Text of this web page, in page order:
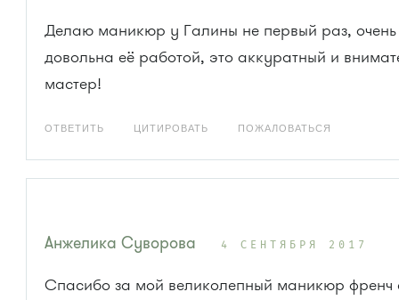
Делаю маникюр у Галины не первый раз, очень
довольна её работой, это аккуратный и
мастер!
ОТВЕТИТЬ ЦИТИРОВАТЬ ПОЖАЛОВАТЬСЯ
Анжелика Суворова 4 СЕНТЯБРЯ 2017
Спасибо за мой великолепный маникюр френч